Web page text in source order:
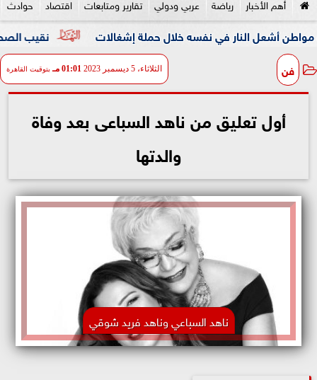
أهم الأخبار رياضة عربي ودولي تقارير ومتابعات اقتصاد حوادث
نقيب الصحفيين النار في نفسه خلال حملة إشغالات
فن الثلاثاء، 5 ديسمبر 2023 01:01 مـ بتوقيت القاهرة
أول تعليق من ناهد السباعى بعد وفاة
والدتها
ناهد السباعي وناهد فريد شوقي